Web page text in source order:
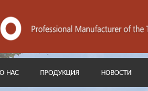
О НАС ПРОДУКЦИЯ НОВОСТИ